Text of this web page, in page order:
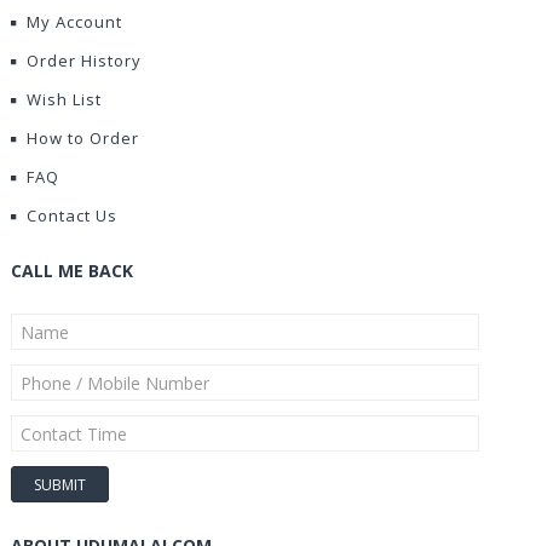
My Account
Order History
Wish List
How to Order
FAQ
Contact Us
CALL ME BACK